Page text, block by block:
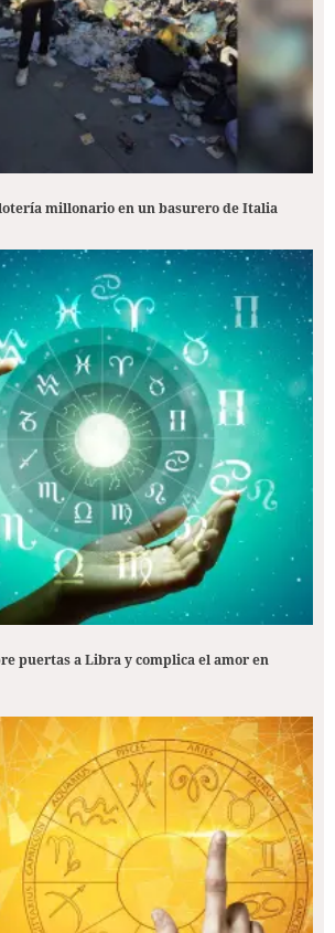
millonario en un basurero de Italia
puertas a Libra y complica el amor en